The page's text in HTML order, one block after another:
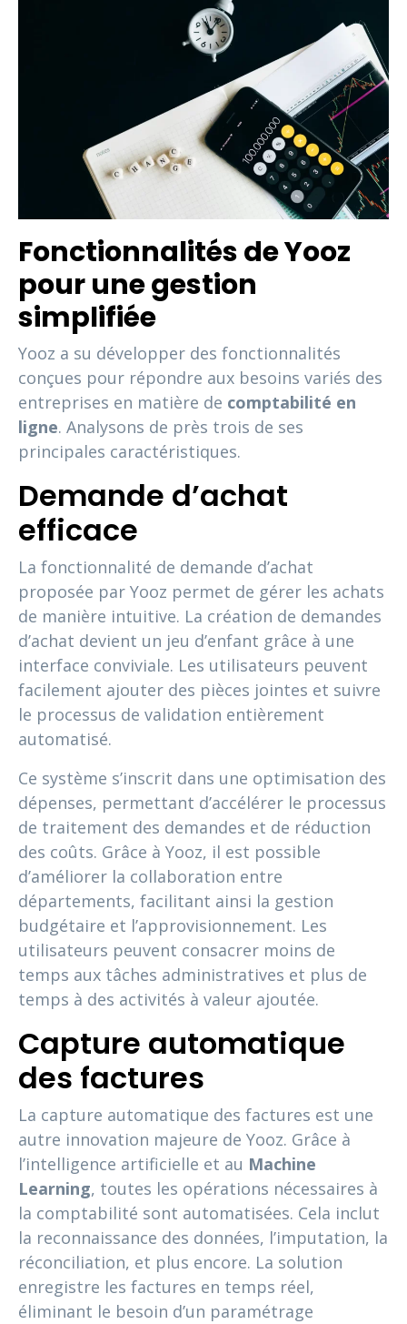
Fonctionnalités de Yooz
pour une gestion
simplifiée
Yooz a su développer des fonctionnalités
conçues pour répondre aux besoins variés des
entreprises en matière de comptabilité en
ligne. Analysons de près trois de ses
principales caractéristiques.
Demande d’achat
efficace
La fonctionnalité de demande d’achat
proposée par Yooz permet de gérer les achats
de manière intuitive. La création de demandes
d’achat devient un jeu d’enfant grâce à une
interface conviviale. Les utilisateurs peuvent
facilement ajouter des pièces jointes et suivre
le processus de validation entièrement
automatisé.
Ce système s’inscrit dans une optimisation des
dépenses, permettant d’accélérer le processus
de traitement des demandes et de réduction
des coûts. Grâce à Yooz, il est possible
d’améliorer la collaboration entre
départements, facilitant ainsi la gestion
budgétaire et l’approvisionnement. Les
utilisateurs peuvent consacrer moins de
temps aux tâches administratives et plus de
temps à des activités à valeur ajoutée.
Capture automatique
des factures
La capture automatique des factures est une
autre innovation majeure de Yooz. Grâce à
l’intelligence artificielle et au Machine
Learning, toutes les opérations nécessaires à
la comptabilité sont automatisées. Cela inclut
la reconnaissance des données, l’imputation, la
réconciliation, et plus encore. La solution
enregistre les factures en temps réel,
éliminant le besoin d’un paramétrage